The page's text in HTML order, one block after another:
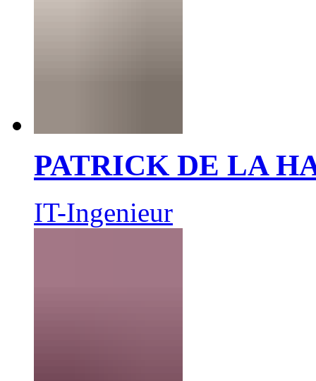
PATRICK DE LA
IT-Ingenieur